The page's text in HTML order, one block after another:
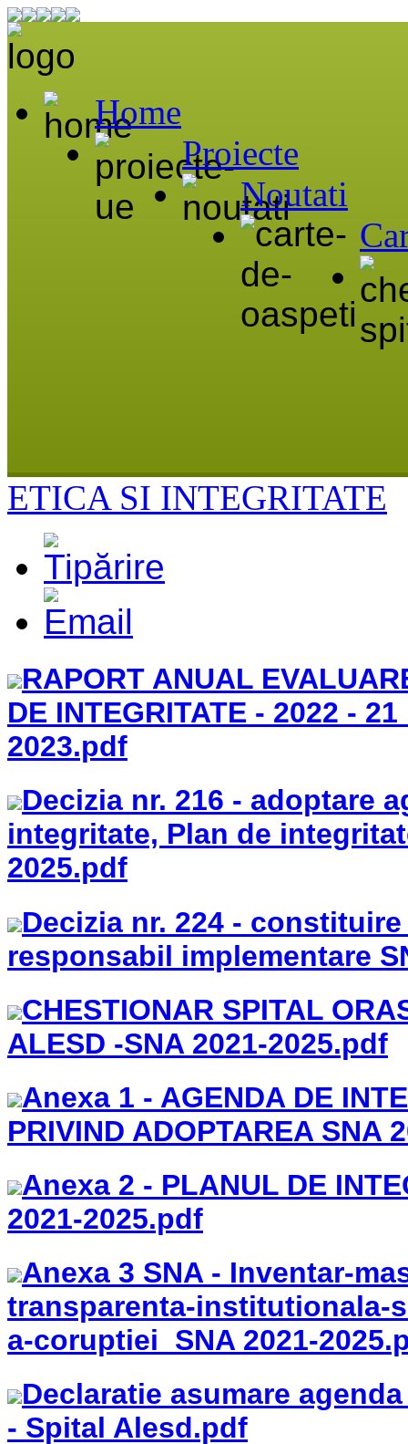
Home
Proiecte
Noutati
ETICA SI INTEGRITATE
RAPORT ANUAL
DE INTEGRITATE - 2022 -
2023.pdf
Decizia nr. 216 - adoptare
integritate, Plan de
2025.pdf
Decizia nr. 224 -
responsabil implementare
CHESTIONAR SPITAL
ALESD -SNA 2021-2025.pdf
Anexa 1 - AGENDA DE
PRIVIND ADOPTAREA SNA
Anexa 2 - PLANUL DE
2021-2025.pdf
Anexa 3 SNA - Inventar-
transparenta-institutionala-
a-coruptiei SNA 2021-
Declaratie asumare
- Spital Alesd.pdf